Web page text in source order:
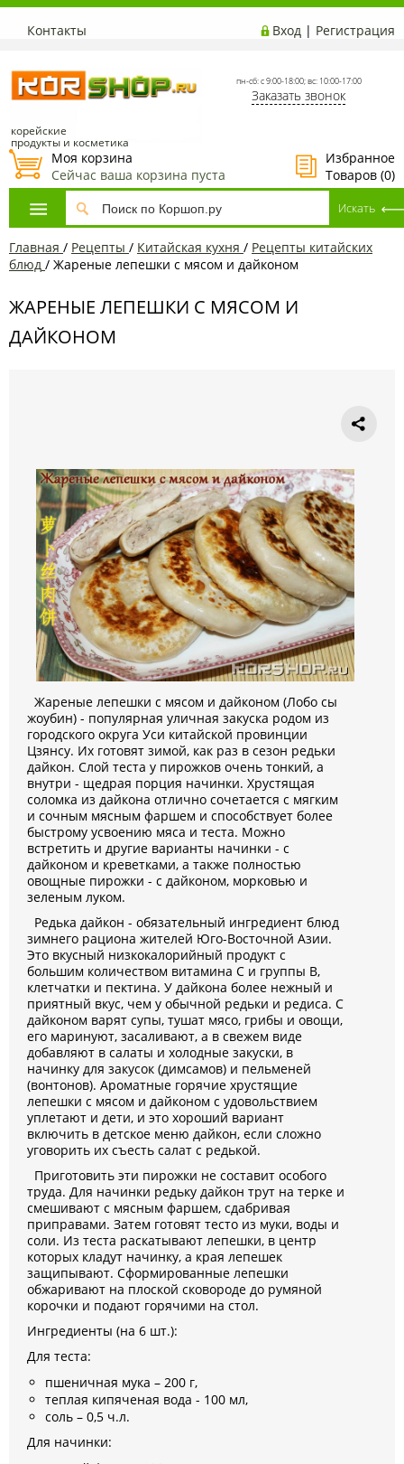
Контакты Вход | Регистрация
корейские
продукты и косметика
пн-сб: с 9:00-18:00; вс: 10:00-17:00
Заказать звонок
Избранное
Товаров (0)
Моя корзина
Сейчас ваша корзина пуста
Главная / Рецепты / Китайская кухня / Рецепты китайских
блюд / Жареные лепешки с мясом и дайконом
ЖАРЕНЫЕ ЛЕПЕШКИ С МЯСОМ И
ДАЙКОНОМ
Жареные лепешки с мясом и дайконом (Лобо сы
жоубин) - популярная уличная закуска родом из
городского округа Уси китайской провинции
Цзянсу. Их готовят зимой, как раз в сезон редьки
дайкон. Слой теста у пирожков очень тонкий, а
внутри - щедрая порция начинки. Хрустящая
соломка из дайкона отлично сочетается с мягким
и сочным мясным фаршем и способствует более
быстрому усвоению мяса и теста. Можно
встретить и другие варианты начинки - с
дайконом и креветками, а также полностью
овощные пирожки - с дайконом, морковью и
зеленым луком.
Редька дайкон - обязательный ингредиент блюд
зимнего рациона жителей Юго-Восточной Азии.
Это вкусный низкокалорийный продукт с
большим количеством витамина С и группы В,
клетчатки и пектина. У дайкона более нежный и
приятный вкус, чем у обычной редьки и редиса. С
дайконом варят супы, тушат мясо, грибы и овощи,
его маринуют, засаливают, а в свежем виде
добавляют в салаты и холодные закуски, в
начинку для закусок (димсамов) и пельменей
(вонтонов). Ароматные горячие хрустящие
лепешки с мясом и дайконом с удовольствием
уплетают и дети, и это хороший вариант
включить в детское меню дайкон, если сложно
уговорить их съесть салат с редькой.
Приготовить эти пирожки не составит особого
труда. Для начинки редьку дайкон трут на терке и
смешивают с мясным фаршем, сдабривая
приправами. Затем готовят тесто из муки, воды и
соли. Из теста раскатывают лепешки, в центр
которых кладут начинку, а края лепешек
защипывают. Сформированные лепешки
обжаривают на плоской сковороде до румяной
корочки и подают горячими на стол.
Ингредиенты (на 6 шт.):
Для теста:
пшеничная мука – 200 г,
теплая кипяченая вода - 100 мл,
соль – 0,5 ч.л.
Для начинки: